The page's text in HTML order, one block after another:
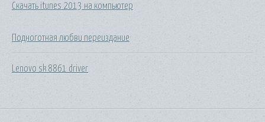
Скачать itunes 2013 на компьютер
Подноготная любви переиздание
Lenovo sk 8861 driver